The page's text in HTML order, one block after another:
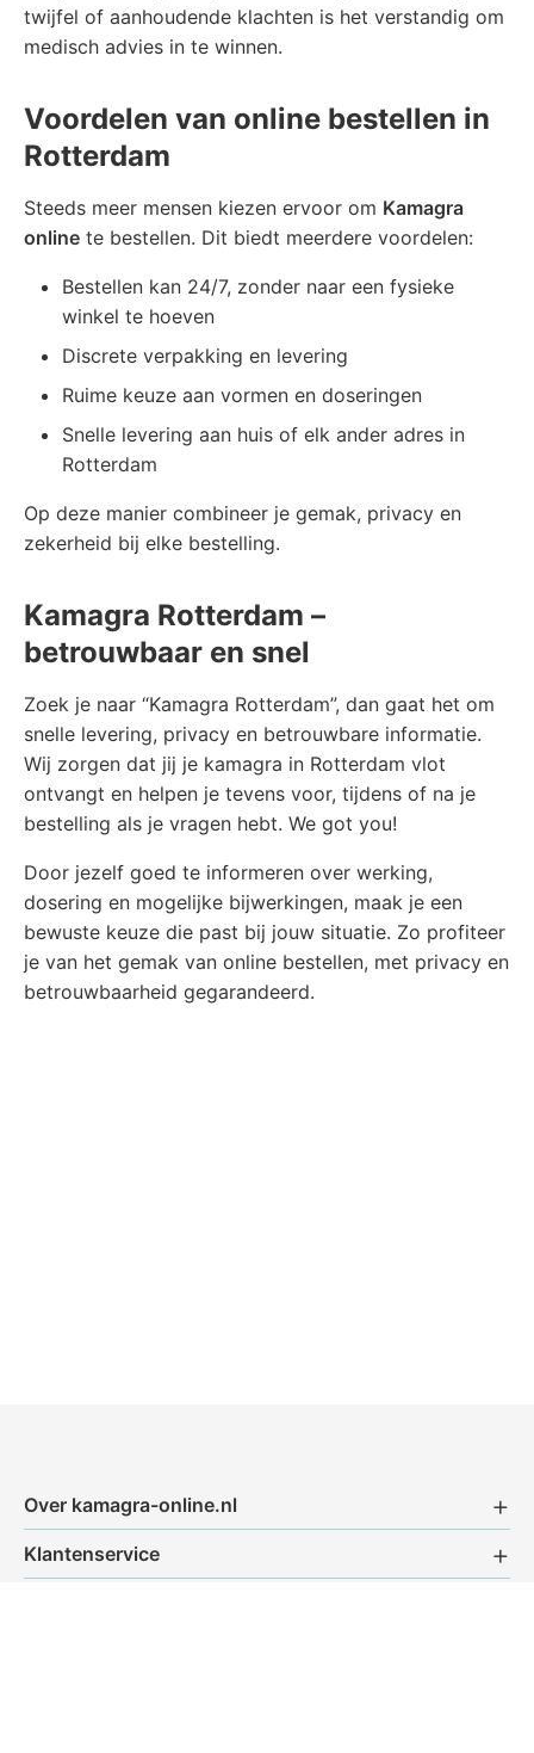
twijfel of aanhoudende klachten is het verstandig om
medisch advies in te winnen.
Voordelen van online bestellen in
Rotterdam
Steeds meer mensen kiezen ervoor om Kamagra
online te bestellen. Dit biedt meerdere voordelen:
Bestellen kan 24/7, zonder naar een fysieke
winkel te hoeven
Discrete verpakking en levering
Ruime keuze aan vormen en doseringen
Snelle levering aan huis of elk ander adres in
Rotterdam
Op deze manier combineer je gemak, privacy en
zekerheid bij elke bestelling.
Kamagra Rotterdam –
betrouwbaar en snel
Zoek je naar “Kamagra Rotterdam”, dan gaat het om
snelle levering, privacy en betrouwbare informatie.
Wij zorgen dat jij je kamagra in Rotterdam vlot
ontvangt en helpen je tevens voor, tijdens of na je
bestelling als je vragen hebt. We got you!
Door jezelf goed te informeren over werking,
dosering en mogelijke bijwerkingen, maak je een
bewuste keuze die past bij jouw situatie. Zo profiteer
je van het gemak van online bestellen, met privacy en
betrouwbaarheid gegarandeerd.
Over kamagra-online.nl
Klantenservice